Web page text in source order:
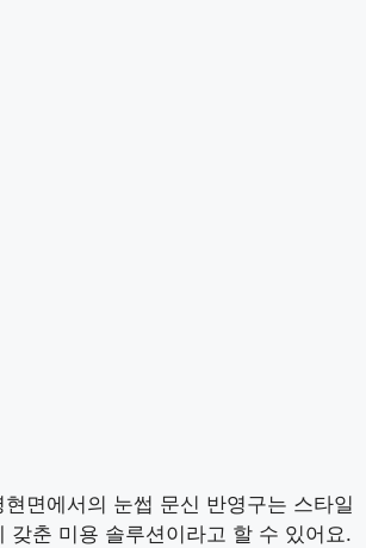
면에서의 눈썹 문신 반영구는 스타일
갖춘 미용 솔루션이라고 할 수 있어요.